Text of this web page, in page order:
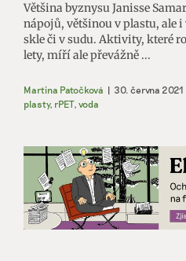
Většina byznysu Janisse
nápojů, většinou v plastu, ale
skle či v sudu. Aktivity, které
lety, míří ale převážně ...
Martina Patočková | 30. června 2021
plasty, rPET, voda